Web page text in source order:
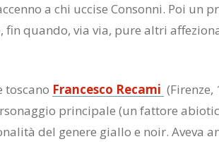
a chi uccise Consonni. Poi un
fin quando, via via, pure altri
toscano Francesco Recami
principale (un fattore
del genere giallo e noir. Aveva